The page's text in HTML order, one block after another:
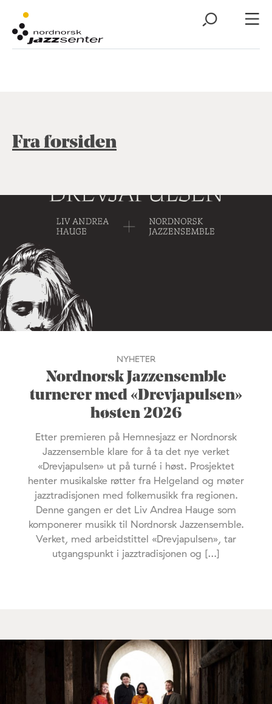
Fra forsiden
NYHETER
Nordnorsk Jazzensemble
turnerer med «Drevjapulsen»
høsten 2026
Etter premieren på Hemnesjazz er Nordnorsk
Jazzensemble klare for å ta det nye verket
«Drevjapulsen» ut på turné i høst. Prosjektet
henter musikalske røtter fra Helgeland og møter
jazztradisjonen med folkemusikk fra regionen.
Denne gangen er det Liv Andrea Hauge som
komponerer musikk til Nordnorsk Jazzensemble.
Verket, med arbeidstittel «Drevjapulsen», tar
utgangspunkt i jazztradisjonen og […]